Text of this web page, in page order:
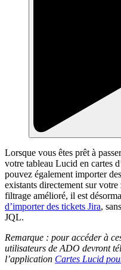
Lorsque vous êtes prêt à
votre tableau Lucid en cartes
pouvez également importer
existants directement sur
filtrage amélioré, il est
d’importer des tickets Jira,
JQL.
Remarque : pour accéder à
utilisateurs de ADO devront
l’application Cartes Lucid